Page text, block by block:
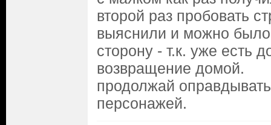
второй раз пробовать
выяснили и можно было
сторону - т.к. уже есть
возвращение домой.
продолжай
персонажей.